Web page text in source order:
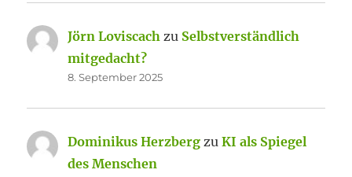
Jörn Loviscach zu Selbstverständlich
mitgedacht?
8. September 2025
Dominikus Herzberg zuKI als Spiegel
des Menschen